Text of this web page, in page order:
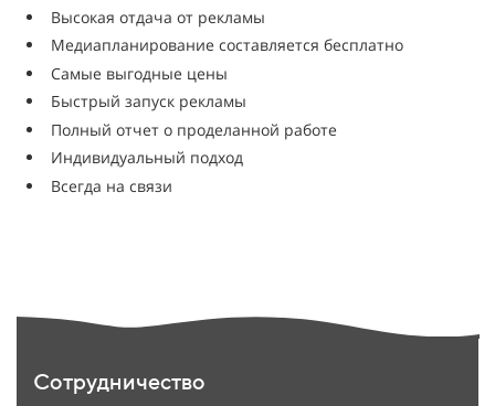
Высокая отдача от рекламы
Медиапланирование составляется бесплатно
Самые выгодные цены
Быстрый запуск рекламы
Полный отчет о проделанной работе
Индивидуальный подход
Всегда на связи
Сотрудничество